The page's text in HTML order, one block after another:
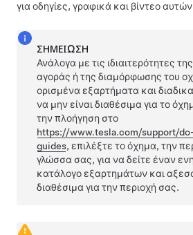
για οδηγίες, γραφικά και βίντεο
ΣΗΜΕΊΩΣΗ
Ανάλογα με τις ιδιαιτερότητες
αγοράς ή της διαμόρφωσης του
ορισμένα εξαρτήματα και
να μην είναι διαθέσιμα για το
την πλοήγηση στο
https://www.tesla.com/support/
guides, επιλέξτε το όχημα, την
γλώσσα σας, για να δείτε έναν
κατάλογο εξαρτημάτων και
διαθέσιμα για την περιοχή σας.